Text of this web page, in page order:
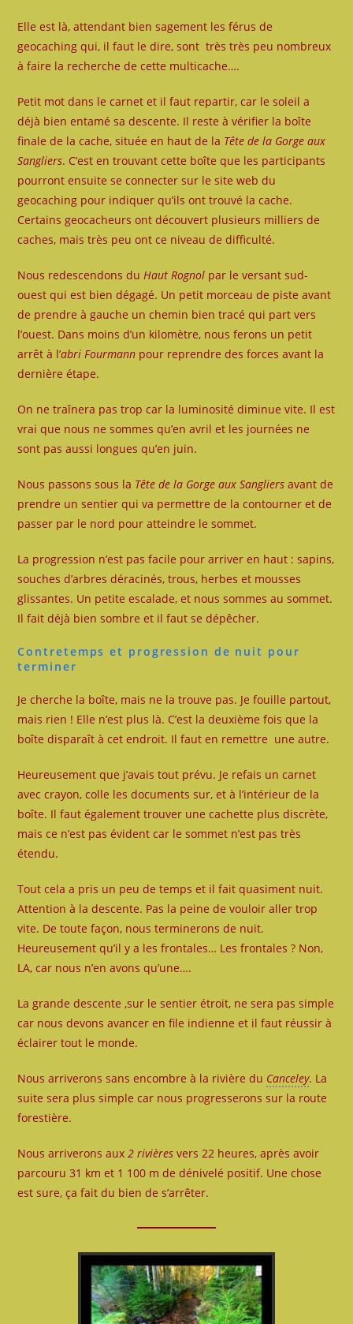
Elle est là, attendant bien sagement les férus de
geocaching qui, il faut le dire, sont très très peu nombreux
à faire la recherche de cette multicache….
Petit mot dans le carnet et il faut repartir, car le soleil a
déjà bien entamé sa descente. Il reste à vérifier la boîte
finale de la cache, située en haut de la Tête de la Gorge aux
Sangliers. C’est en trouvant cette boîte que les participants
pourront ensuite se connecter sur le site web du
geocaching pour indiquer qu’ils ont trouvé la cache.
Certains geocacheurs ont découvert plusieurs milliers de
caches, mais très peu ont ce niveau de difficulté.
Nous redescendons duHaut Rognol par le versant sud-
ouest qui est bien dégagé. Un petit morceau de piste avant
de prendre à gauche un chemin bien tracé qui part vers
l’ouest. Dans moins d’un kilomètre, nous ferons un petit
arrêt à l’abri Fourmann pour reprendre des forces avant la
dernière étape.
On ne traînera pas trop car la luminosité diminue vite. Il est
vrai que nous ne sommes qu’en avril et les journées ne
sont pas aussi longues qu’en juin.
Nous passons sous la Tête de la Gorge aux Sangliers avant de
prendre un sentier qui va permettre de la contourner et de
passer par le nord pour atteindre le sommet.
La progression n’est pas facile pour arriver en haut : sapins,
souches d’arbres déracinés, trous, herbes et mousses
glissantes. Un petite escalade, et nous sommes au sommet.
Il fait déjà bien sombre et il faut se dépêcher.
Contretemps et progression de nuit pour
terminer
Je cherche la boîte, mais ne la trouve pas. Je fouille partout,
mais rien ! Elle n’est plus là. C’est la deuxième fois que la
boîte disparaît à cet endroit. Il faut en remettre une autre.
Heureusement que j’avais tout prévu. Je refais un carnet
avec crayon, colle les documents sur, et à l’intérieur de la
boîte. Il faut également trouver une cachette plus discrète,
mais ce n’est pas évident car le sommet n’est pas très
étendu.
Tout cela a pris un peu de temps et il fait quasiment nuit.
Attention à la descente. Pas la peine de vouloir aller trop
vite. De toute façon, nous terminerons de nuit.
Heureusement qu’il y a les frontales… Les frontales ? Non,
LA, car nous n’en avons qu’une….
La grande descente ,sur le sentier étroit, ne sera pas simple
car nous devons avancer en file indienne et il faut réussir à
éclairer tout le monde.
Nous arriverons sans encombre à la rivière du Canceley. La
suite sera plus simple car nous progresserons sur la route
forestière.
Nous arriverons aux2 rivières vers 22 heures, après avoir
parcouru 31 km et 1 100 m de dénivelé positif. Une chose
est sure, ça fait du bien de s’arrêter.